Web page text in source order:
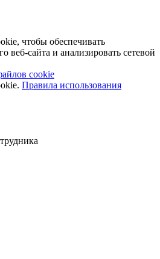
чтобы обеспечивать
веб-сайта и анализировать сетевой
cookie
Правила использования